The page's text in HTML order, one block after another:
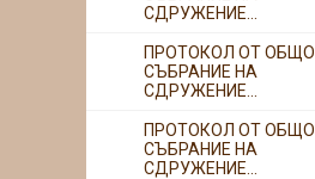
СДРУЖЕНИЕ...
ПРОТОКОЛ ОТ ОБЩО
СЪБРАНИЕ НА
СДРУЖЕНИЕ...
ПРОТОКОЛ ОТ ОБЩО
СЪБРАНИЕ НА
СДРУЖЕНИЕ...